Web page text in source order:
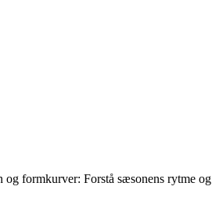
og formkurver: Forstå sæsonens rytme